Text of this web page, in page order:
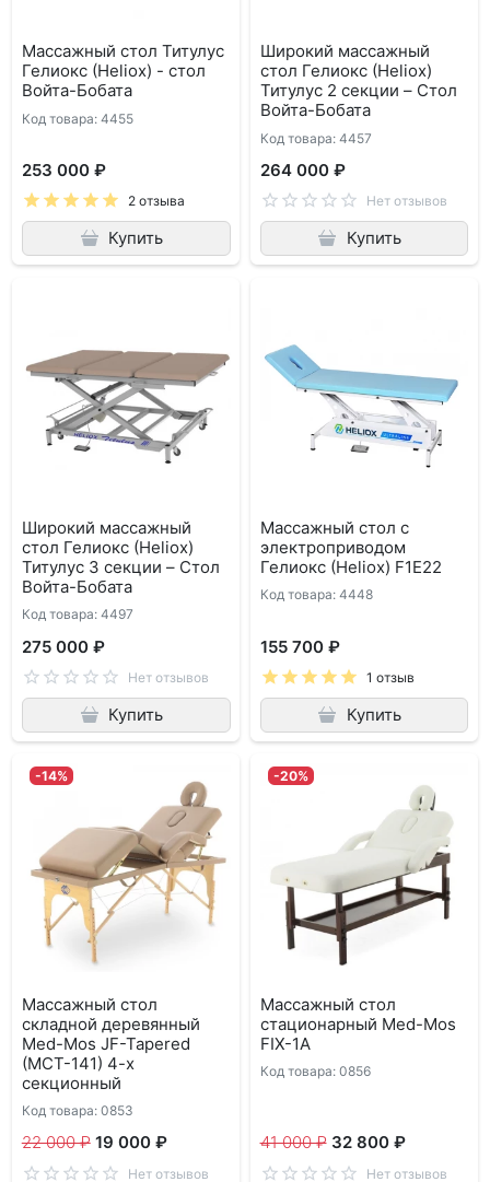
Массажный стол Титулус
Гелиокс (Heliox) - стол
Войта-Бобата
Код товара: 4455
253 000 ₽
2 отзыва
Купить
Широкий массажный
стол Гелиокс (Heliox)
Титулус 2 секции – Стол
Войта-Бобата
Код товара: 4457
264 000 ₽
Нет отзывов
Купить
Широкий массажный
стол Гелиокс (Heliox)
Титулус 3 секции – Стол
Войта-Бобата
Код товара: 4497
275 000 ₽
Нет отзывов
Купить
Массажный стол с
электроприводом
Гелиокс (Heliox) F1E22
Код товара: 4448
155 700 ₽
1 отзыв
Купить
-14%
Массажный стол
складной деревянный
Med-Mos JF-Tapered
(МСТ-141) 4-х
секционный
Код товара: 0853
22 000 ₽ 19 000 ₽
Нет отзывов
-20%
Массажный стол
стационарный Med-Mos
FIX-1A
Код товара: 0856
41 000 ₽ 32 800 ₽
Нет отзывов